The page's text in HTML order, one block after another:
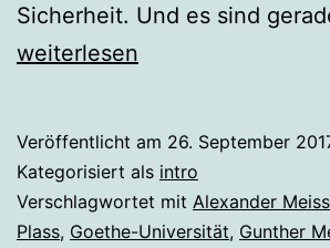
Sicherheit. Und es sind
weiterlesen
Veröffentlicht am 26. September
Kategorisiert als intro
Verschlagwortet mit Alexander
Plass, Goethe-Universität, Gunther